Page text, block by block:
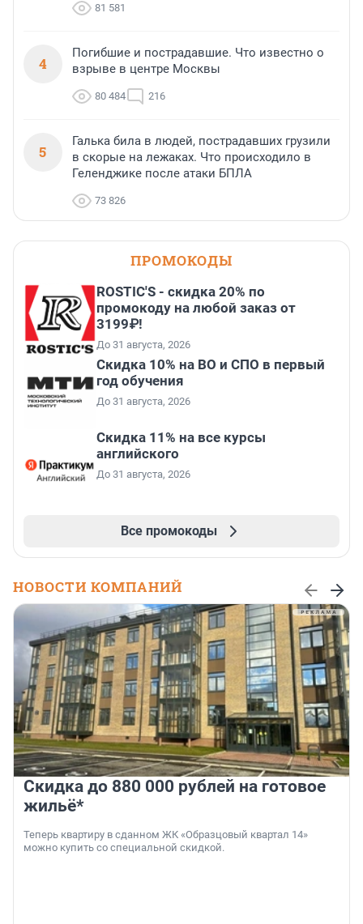
81 581
4
Погибшие и пострадавшие. Что известно о
взрыве в центре Москвы
80 484 216
5
Галька била в людей, пострадавших грузили
в скорые на лежаках. Что происходило в
Геленджике после атаки БПЛА
73 826
ПРОМОКОДЫ
ROSTIC'S - скидка 20% по
промокоду на любой заказ от
3199₽!
До 31 августа, 2026
Скидка 10% на ВО и СПО в первый
год обучения
До 31 августа, 2026
Скидка 11% на все курсы
английского
До 31 августа, 2026
Все промокоды
НОВОСТИ КОМПАНИЙ
Скидка до 880 000 рублей на готовое
жильё*
Теперь квартиру в сданном ЖК «Образцовый квартал 14»
можно купить со специальной скидкой.